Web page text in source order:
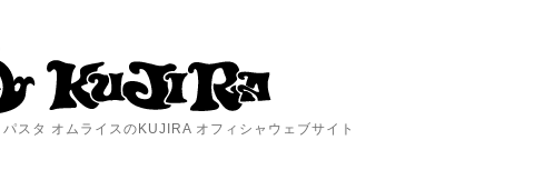
パスタ オムライスのKUJIRA オフィシャウェブサイト